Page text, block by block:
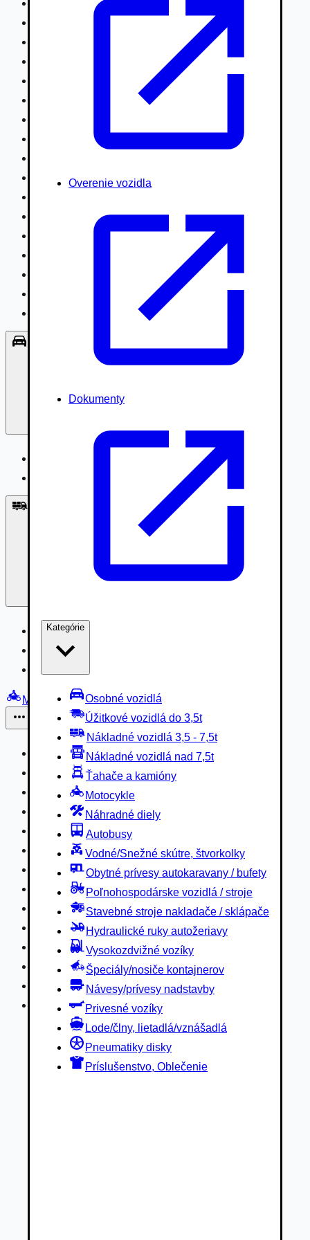
Overenie vozidla
Dokumenty
Kategórie
Osobné vozidlá
Úžitkové vozidlá do 3,5t
Nákladné vozidlá 3,5 - 7,5t
Nákladné vozidlá nad 7,5t
Ťahače a kamióny
Motocykle
Náhradné diely
Autobusy
Vodné/Snežné skútre, štvorkolky
Obytné prívesy autokaravany / bufety
Poľnohospodárske vozidlá / stroje
Stavebné stroje nakladače / sklápače
Hydraulické ruky autožeriavy
Vysokozdvižné vozíky
Špeciály/nosiče kontajnerov
Návesy/prívesy nadstavby
Privesné vozíky
Lode/člny, lietadlá/vznášadlá
Pneumatiky disky
Príslušenstvo, Oblečenie
Nákladné vozidlá nad 7,5t
Vodné/Snežné skútre, štvorkolky
Poľnohospodárske vozidlá / stroje
Hydraulické ruky autožeriavy
Špeciály/nosiče kontajnerov
Návesy/prívesy nadstavby
Lode/člny, lietadlá/vznášadlá
Príslušenstvo, Oblečenie
Nákladné vozidlá 3,5 - 7,5t
Nákladné vozidlá nad 7,5t
Motocykle
Náhradné diely
Autobusy
Vodné/Snežné skútre, štvorkolky
Obytné prívesy autokaravany / bufety
Poľnohospodárske vozidlá / stroje
Stavebné stroje nakladače / sklápače
Hydraulické ruky autožeriavy
Vysokozdvižné vozíky
Špeciály/nosiče kontajnerov
Návesy/prívesy nadstavby
Privesné vozíky
Lode/člny, lietadlá/vznášadlá
Pneumatiky disky
Príslušenstvo, Oblečenie